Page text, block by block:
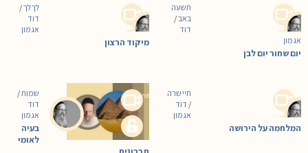
לך לך/
דוד
אגמון
מיקוד הרצון
תשעה
באב/
דוד
אגמון
יום שחור יום לבן
שמות/
דוד
אגמון
בעיה
לאומי
חיי שרה
/ דוד
אגמון
המלחמה על הירושה